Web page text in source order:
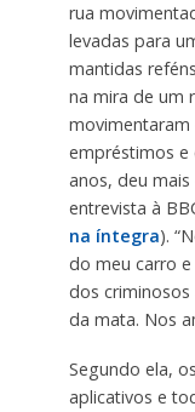
rua
levadas para
mantidas
na mira de um
movimentaram
empréstimos e
anos, deu
entrevista à
na íntegra).
do meu carro
dos
da mata. Nos
Segundo ela,
aplicativos e